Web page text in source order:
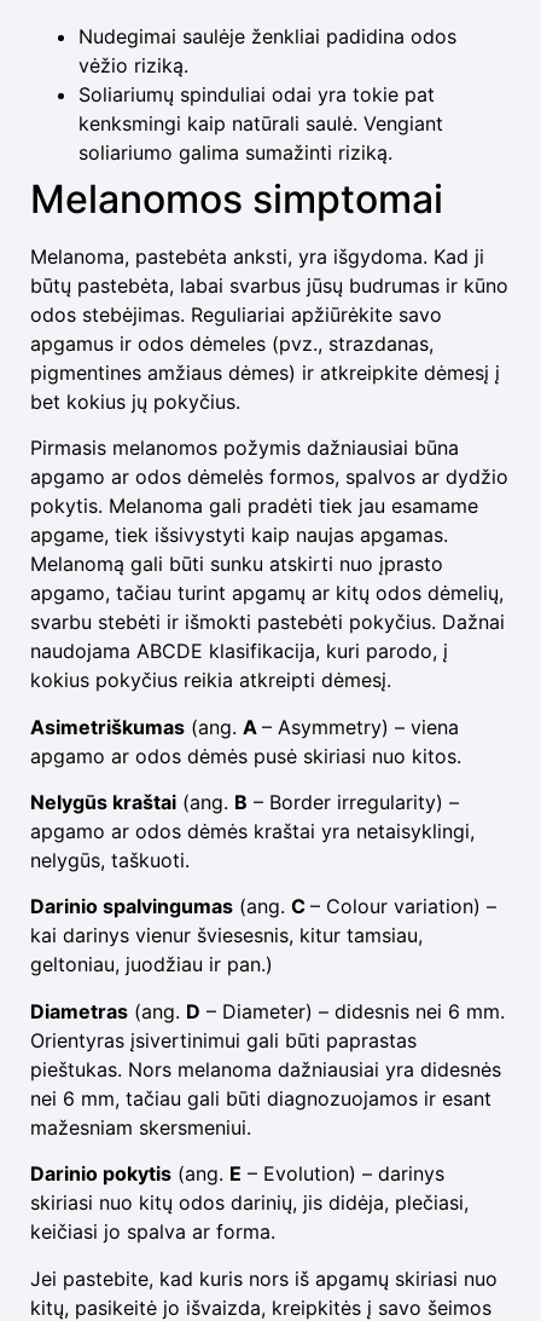
Nudegimai saulėje ženkliai padidina odos
vėžio riziką.
Soliariumų spinduliai odai yra tokie pat
kenksmingi kaip natūrali saulė. Vengiant
soliariumo galima sumažinti riziką.
Melanomos simptomai
Melanoma, pastebėta anksti, yra išgydoma. Kad ji
būtų pastebėta, labai svarbus jūsų budrumas ir kūno
odos stebėjimas. Reguliariai apžiūrėkite savo
apgamus ir odos dėmeles (pvz., strazdanas,
pigmentines amžiaus dėmes) ir atkreipkite dėmesį į
bet kokius jų pokyčius.
Pirmasis melanomos požymis dažniausiai būna
apgamo ar odos dėmelės formos, spalvos ar dydžio
pokytis. Melanoma gali pradėti tiek jau esamame
apgame, tiek išsivystyti kaip naujas apgamas.
Melanomą gali būti sunku atskirti nuo įprasto
apgamo, tačiau turint apgamų ar kitų odos dėmelių,
svarbu stebėti ir išmokti pastebėti pokyčius. Dažnai
naudojama ABCDE klasifikacija, kuri parodo, į
kokius pokyčius reikia atkreipti dėmesį.
Asimetriškumas (ang. A – Asymmetry) – viena
apgamo ar odos dėmės pusė skiriasi nuo kitos.
Nelygūs kraštai (ang. B – Border irregularity) –
apgamo ar odos dėmės kraštai yra netaisyklingi,
nelygūs, taškuoti.
Darinio spalvingumas (ang. C – Colour variation) –
kai darinys vienur šviesesnis, kitur tamsiau,
geltoniau, juodžiau ir pan.)
Diametras (ang. D – Diameter) – didesnis nei 6 mm.
Orientyras įsivertinimui gali būti paprastas
pieštukas. Nors melanoma dažniausiai yra didesnės
nei 6 mm, tačiau gali būti diagnozuojamos ir esant
mažesniam skersmeniui.
Darinio pokytis (ang. E – Evolution) – darinys
skiriasi nuo kitų odos darinių, jis didėja, plečiasi,
keičiasi jo spalva ar forma.
Jei pastebite, kad kuris nors iš apgamų skiriasi nuo
kitų, pasikeitė jo išvaizda, kreipkitės į savo šeimos